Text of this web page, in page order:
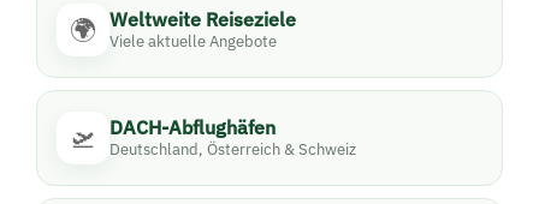
🌍 Weltweite Reiseziele
Viele aktuelle Angebote
🛫 DACH-Abflughäfen
Deutschland, Österreich & Schweiz